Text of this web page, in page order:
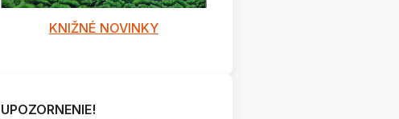
KNIŽNÉ NOVINKY
UPOZORNENIE!